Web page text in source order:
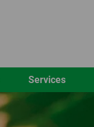
Services